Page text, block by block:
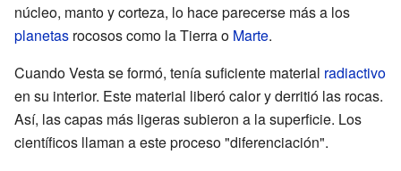
núcleo, manto y corteza, lo hace parecerse más a los
planetas rocosos como la Tierra o Marte.
Cuando Vesta se formó, tenía suficiente material radiactivo
en su interior. Este material liberó calor y derritió las rocas.
Así, las capas más ligeras subieron a la superficie. Los
científicos llaman a este proceso "diferenciación".